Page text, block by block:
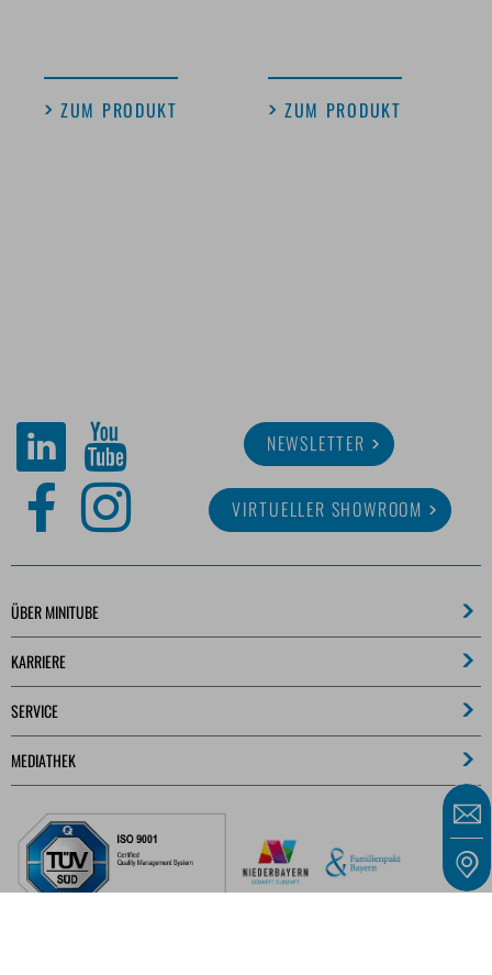
ZUM PRODUKT ZUM PRODUKT
NEWSLETTER
VIRTUELLER SHOWROOM
ÜBER MINITUBE
KARRIERE
SERVICE
MEDIATHEK